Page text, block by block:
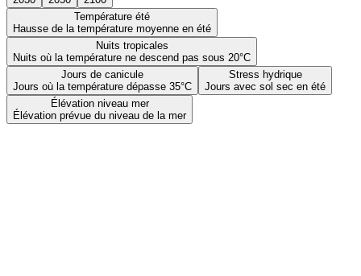
Température été
Hausse de la température moyenne en été
Nuits tropicales
Nuits où la température ne descend pas sous 20°C
Jours de canicule
Jours où la température dépasse 35°C
Stress hydrique
Jours avec sol sec en été
Élévation niveau mer
Élévation prévue du niveau de la mer